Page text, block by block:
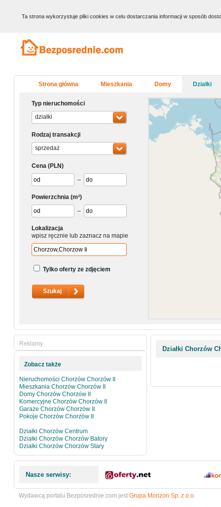
Ta strona wykorzystuje pliki cookies w celu dostarczania informacji w sposób
Strona główna Mieszkania Domy Działki
Typ nieruchomości
działki
Rodzaj transakcji
sprzedaż
Cena (PLN)
–
Powierzchnia (m²)
–
Lokalizacja
wpisz ręcznie lub zaznacz na mapie
Tylko oferty ze zdjęciem
Działki Chorzów
Reklamy
Zobacz także
Nieruchomości Chorzów Chorzów II
Mieszkania Chorzów Chorzów II
Domy Chorzów Chorzów II
Komercyjne Chorzów Chorzów II
Garaże Chorzów Chorzów II
Pokoje Chorzów Chorzów II
Działki Chorzów Centrum
Działki Chorzów Chorzów Batory
Działki Chorzów Chorzów Stary
Nasze serwisy:
Wydawcą portalu Bezposrednie.com jest Grupa Morizon Sp. z o.o.